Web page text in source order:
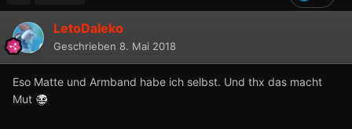
LetoDaleko
Geschrieben 8. Mai 2018
Eso Matte und Armband habe ich selbst. Und thx das macht
Mut